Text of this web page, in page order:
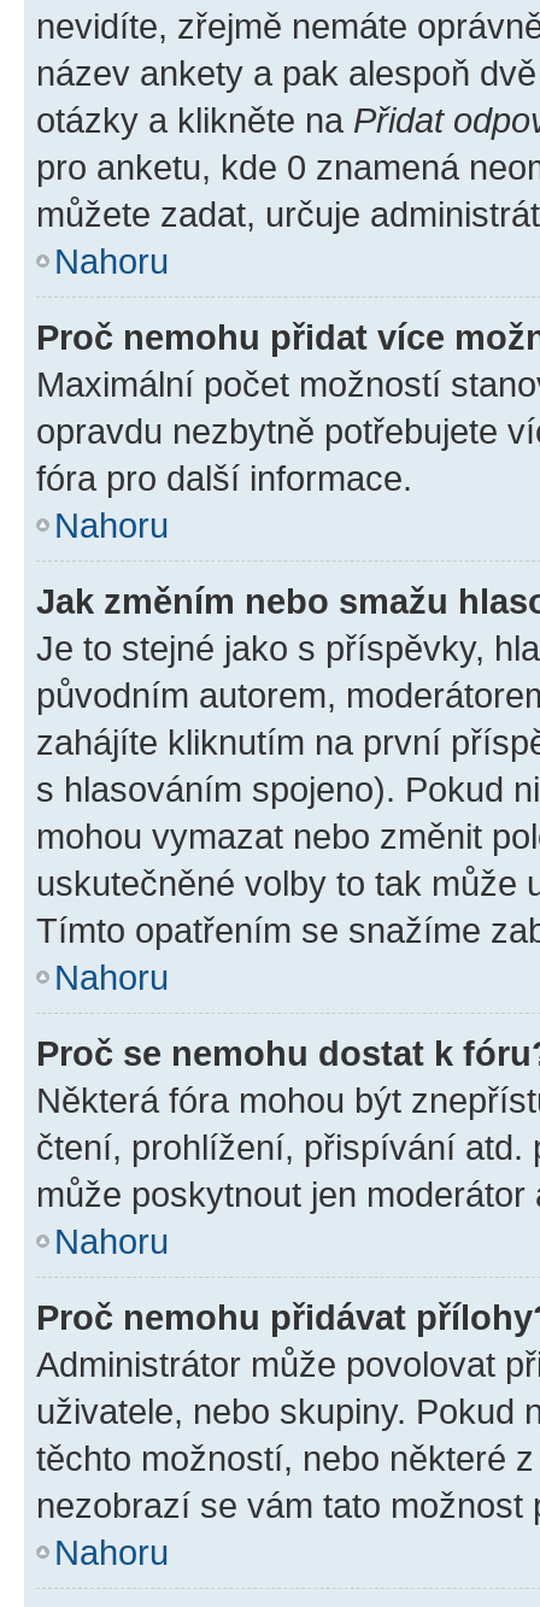
nevidíte, zřejmě nemáte
název ankety a pak alespoň
otázky a klikněte na Přidat
pro anketu, kde 0 znamená
můžete zadat, určuje
Nahoru
Proč nemohu přidat více
Maximální počet možností
opravdu nezbytně potřebujete
fóra pro další informace.
Nahoru
Jak změním nebo smažu
Je to stejné jako s příspěvky,
původním autorem,
zahájíte kliknutím na první
s hlasováním spojeno). Pokud
mohou vymazat nebo změnit
uskutečněné volby to tak může
Tímto opatřením se snažíme
Nahoru
Proč se nemohu dostat k
Některá fóra mohou být
čtení, prohlížení, přispívání atd.
může poskytnout jen
Nahoru
Proč nemohu přidávat
Administrátor může povolovat
uživatele, nebo skupiny. Pokud
těchto možností, nebo některé
nezobrazí se vám tato
Nahoru